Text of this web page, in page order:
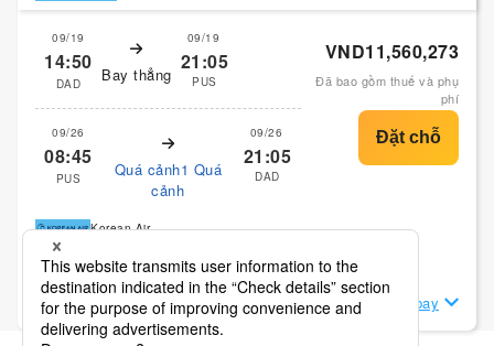
09/19
14:50
DAD Bay thẳng
09/19
21:05
PUS
09/26
08:45
PUS
Quá cảnh1 Quá
cảnh
09/26
21:05
DAD
VND11,560,273
Đã bao gồm thuế và phụ
phí
Korean Air
Korean Air
Xem chi tiết chuyến bay